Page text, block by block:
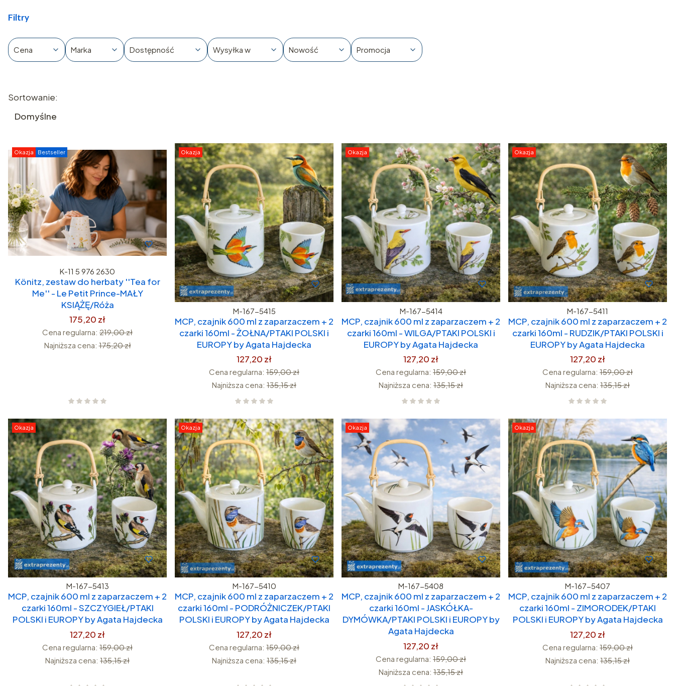
Filtry
Cena Marka Dostępność Wysyłka w Nowość Promocja
Lista produktów
Sortowanie:
Domyślne
Okazja Bestseller
K-11 5 976 2630
Könitz, zestaw do herbaty ''Tea for
Me'' - Le Petit Prince-MAŁY
KSIĄŻĘ/Róża
175,20 zł
Cena regularna: 219,00 zł
Najniższa cena: 175,20 zł
Okazja
M-167-5415
MCP, czajnik 600 ml z zaparzaczem + 2
czarki 160ml - ŻOŁNA/PTAKI POLSKI i
EUROPY by Agata Hajdecka
127,20 zł
Cena regularna: 159,00 zł
Najniższa cena: 135,15 zł
Okazja
M-167-5414
MCP, czajnik 600 ml z zaparzaczem + 2
czarki 160ml - WILGA/PTAKI POLSKI i
EUROPY by Agata Hajdecka
127,20 zł
Cena regularna: 159,00 zł
Najniższa cena: 135,15 zł
Okazja
M-167-5411
MCP, czajnik 600 ml z zaparzaczem + 2
czarki 160ml - RUDZIK/PTAKI POLSKI i
EUROPY by Agata Hajdecka
127,20 zł
Cena regularna: 159,00 zł
Najniższa cena: 135,15 zł
Okazja
M-167-5413
MCP, czajnik 600 ml z zaparzaczem + 2
czarki 160ml - SZCZYGIEŁ/PTAKI
POLSKI i EUROPY by Agata Hajdecka
127,20 zł
Cena regularna: 159,00 zł
Najniższa cena: 135,15 zł
Okazja
M-167-5410
MCP, czajnik 600 ml z zaparzaczem + 2
czarki 160ml - PODRÓŻNICZEK/PTAKI
POLSKI i EUROPY by Agata Hajdecka
127,20 zł
Cena regularna: 159,00 zł
Najniższa cena: 135,15 zł
Okazja
M-167-5408
MCP, czajnik 600 ml z zaparzaczem + 2
czarki 160ml - JASKÓŁKA-
DYMÓWKA/PTAKI POLSKI i EUROPY by
Agata Hajdecka
127,20 zł
Cena regularna: 159,00 zł
Najniższa cena: 135,15 zł
Okazja
M-167-5407
MCP, czajnik 600 ml z zaparzaczem + 2
czarki 160ml - ZIMORODEK/PTAKI
POLSKI i EUROPY by Agata Hajdecka
127,20 zł
Cena regularna: 159,00 zł
Najniższa cena: 135,15 zł